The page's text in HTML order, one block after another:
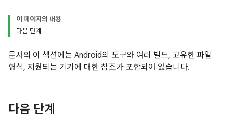
이 페이지의 내용
다음 단계
문서의 이 섹션에는 Android의 도구와 여러 빌드, 고유한 파일
형식, 지원되는 기기에 대한 참조가 포함되어 있습니다.
다음 단계